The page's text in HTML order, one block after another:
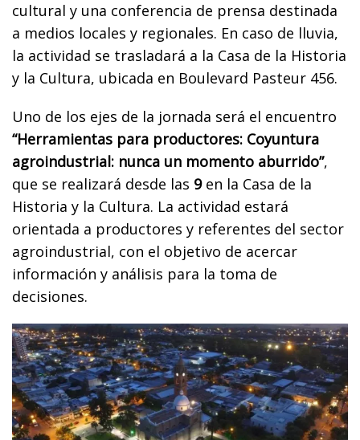
cultural y una conferencia de prensa destinada
a medios locales y regionales. En caso de lluvia,
la actividad se trasladará a la Casa de la Historia
y la Cultura, ubicada en Boulevard Pasteur 456.
Uno de los ejes de la jornada será el encuentro
“Herramientas para productores: Coyuntura
agroindustrial: nunca un momento aburrido”,
que se realizará desde las 9en la Casa de la
Historia y la Cultura. La actividad estará
orientada a productores y referentes del sector
agroindustrial, con el objetivo de acercar
información y análisis para la toma de
decisiones.